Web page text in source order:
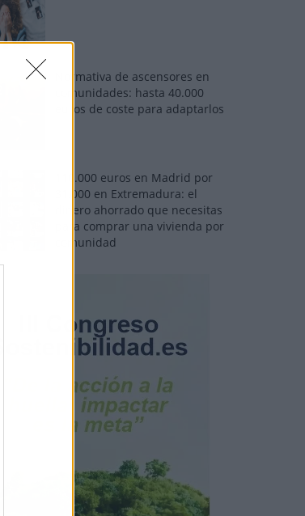
Normativa de ascensores en
comunidades: hasta 40.000
euros de coste para adaptarlos
110.000 euros en Madrid por
31.000 en Extremadura: el
dinero ahorrado que necesitas
para comprar una vivienda por
comunidad